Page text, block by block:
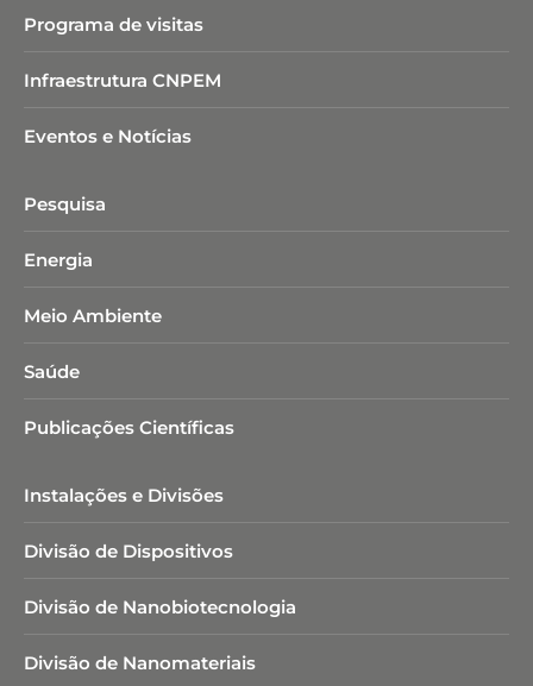
Programa de visitas
Infraestrutura CNPEM
Eventos e Notícias
Pesquisa
Energia
Meio Ambiente
Saúde
Publicações Científicas
Instalações e Divisões
Divisão de Dispositivos
Divisão de Nanobiotecnologia​
Divisão de Nanomateriais